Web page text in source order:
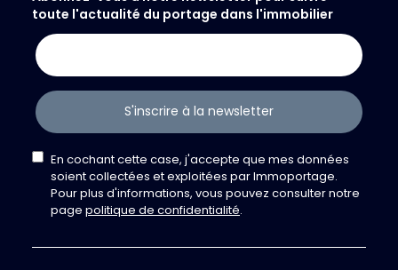
toute l'actualité du portage dans l'immobilier
S'inscrire à la newsletter
En cochant cette case, j'accepte que mes données
soient collectées et exploitées par Immoportage.
Pour plus d'informations, vous pouvez consulter notre
page politique de confidentialité.